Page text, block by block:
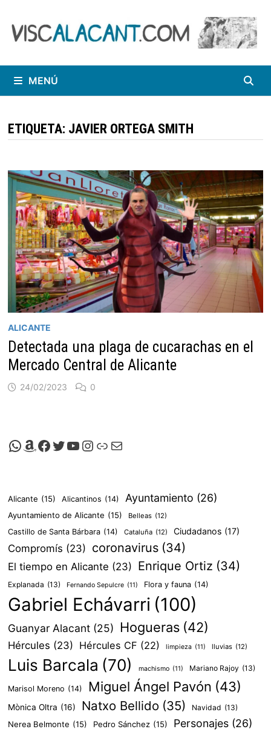
contenido
MENÚ
ETIQUETA: JAVIER ORTEGA SMITH
ALICANTE
Detectada una plaga de cucarachas en el
Mercado Central de Alicante
24/02/2023 0
Canal de Whatsapp de Viscalacant
Comprar en Amazon
Facebook de Viscalacant
Twitter de Viscalacant
Canal de Youtube de Viscalacant
Instagram de Viscalacant
Viscalacant en Polkaverse
Correo electrónico
Alicante (15) Alicantinos (14) Ayuntamiento (26)
Ayuntamiento de Alicante (15) Belleas (12)
Castillo de Santa Bárbara (14) Cataluña (12) Ciudadanos (17)
Compromís (23) coronavirus (34)
El tiempo en Alicante (23) Enrique Ortiz (34)
Explanada (13) Fernando Sepulcre (11) Flora y fauna (14)
Gabriel Echávarri (100)
Guanyar Alacant (25) Hogueras (42)
Hércules (23) Hércules CF (22) limpieza (11) lluvias (12)
Luis Barcala (70) machismo (11) Mariano Rajoy (13)
Marisol Moreno (14) Miguel Ángel Pavón (43)
Mònica Oltra (16) Natxo Bellido (35) Navidad (13)
Nerea Belmonte (15) Pedro Sánchez (15) Personajes (26)